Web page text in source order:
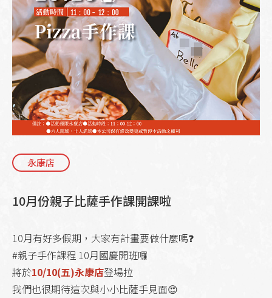
永康店
10月份親子比薩手作課開課啦
10月有好多假期，大家有計畫要做什麼嗎❓
#親子手作課程 10月國慶開班囉
將於10/10(五)永康店登場拉
我們也很期待這次與小小比薩手見面😍